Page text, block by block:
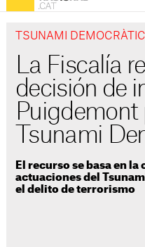
TSUNAMI DEMOCRÀTIC
La Fiscalía
decisión de
Puigdemont
Tsunami
El recurso se basa en
actuaciones del
el delito de terrorismo